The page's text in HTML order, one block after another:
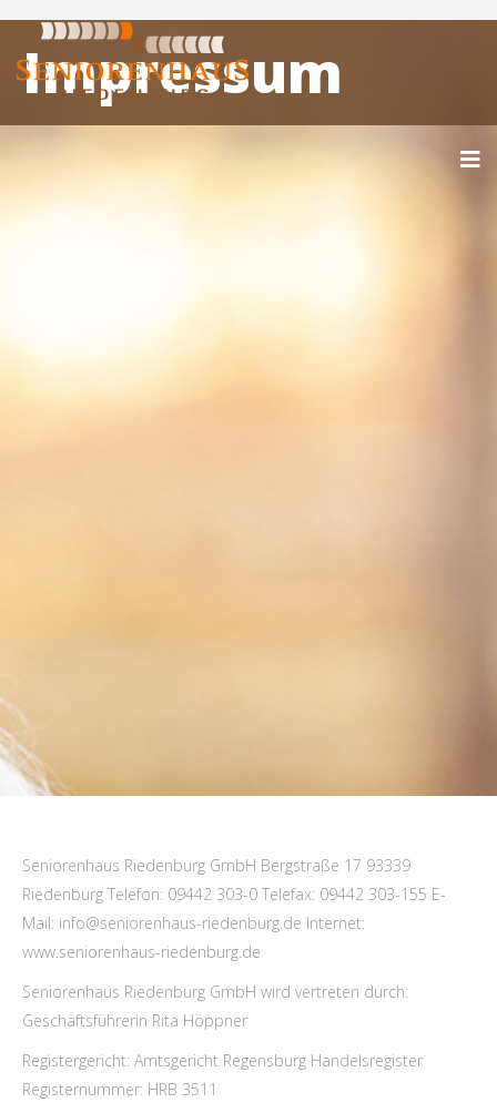
Impressum
Seniorenhaus Riedenburg GmbH Bergstraße 17 93339
Riedenburg Telefon: 09442 303-0 Telefax: 09442 303-155 E-
Mail: info@seniorenhaus-riedenburg.de Internet:
www.seniorenhaus-riedenburg.de
Seniorenhaus Riedenburg GmbH wird vertreten durch:
Geschäftsführerin Rita Höppner
Registergericht: Amtsgericht Regensburg Handelsregister
Registernummer: HRB 3511